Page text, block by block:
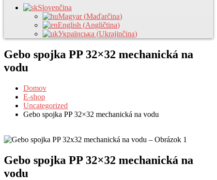
Slovenčina
Magyar (Maďarčina)
English (Angličtina)
Українська (Ukrajinčina)
Gebo spojka PP 32×32 mechanická na
vodu
Domov
E-shop
Uncategorized
Gebo spojka PP 32×32 mechanická na vodu
Gebo spojka PP 32×32 mechanická na
vodu